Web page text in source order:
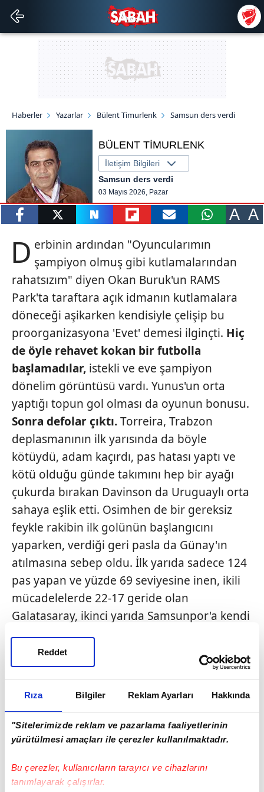
Rıza Bilgiler Reklam Ayarları Hakkında
"Sitelerimizde reklam ve pazarlama faaliyetlerinin
yürütülmesi amaçları ile çerezler kullanılmaktadır.
Bu çerezler, kullanıcıların tarayıcı ve cihazlarını
tanımlayarak çalışırlar.
Reddet
Haberler Yazarlar Bülent Timurlenk Samsun ders verdi
BÜLENT TİMURLENK
İletişim Bilgileri
Samsun ders verdi
03 Mayıs 2026, Pazar
A A
D erbinin ardından "Oyuncularımın
şampiyon olmuş gibi kutlamalarından
rahatsızım" diyen Okan Buruk'un RAMS
Park'ta taraftara açık idmanın kutlamalara
döneceği aşikarken kendisiyle çelişip bu
proorganizasyona 'Evet' demesi ilginçti. Hiç
de öyle rehavet kokan bir futbolla
başlamadılar, istekli ve eve şampiyon
dönelim görüntüsü vardı. Yunus'un orta
yaptığı topun gol olması da oyunun bonusu.
Sonra defolarçıktı.Torreira, Trabzon
deplasmanının ilk yarısında da böyle
kötüydü, adam kaçırdı, pas hatası yaptı ve
kötü olduğu günde takımını hep bir ayağı
çukurda bırakan Davinson da Uruguaylı orta
sahaya eşlik etti. Osimhen de bir gereksiz
feykle rakibin ilk golünün başlangıcını
yaparken, verdiği geri pasla da Günay'ın
atılmasına sebep oldu. İlk yarıda sadece 124
pas yapan ve yüzde 69 seviyesine inen, ikili
mücadelelerde 22-17 geride olan
Galatasaray, ikinci yarıda Samsunpor'a kendi
silahıyla vuruldu:
Fink'in son 3 maçını kazanan takımı,
"Mayıslar sizin olabilir ama burası da bizim
şampiyonluğu ilan için gidip kalesinde 4 gol
görüp, puan farkının 4'e düştüğü akşamda
sezonun 4. mağlubiyetini almak yeteri kadar
oyun kurmadaki ayak maharetinin de